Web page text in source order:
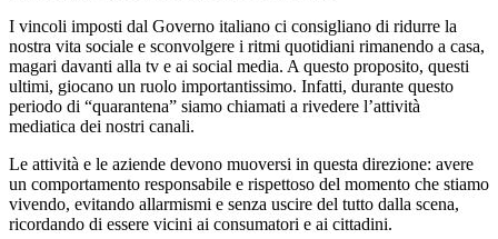
I vincoli imposti dal Governo italiano ci consigliano di ridurre la
nostra vita sociale e sconvolgere i ritmi quotidiani rimanendo a casa,
magari davanti alla tv e ai social media. A questo proposito, questi
ultimi, giocano un ruolo importantissimo. Infatti, durante questo
periodo di “quarantena” siamo chiamati a rivedere l’attività
mediatica dei nostri canali.
Le attività e le aziende devono muoversi in questa direzione: avere
un comportamento responsabile e rispettoso del momento che stiamo
vivendo, evitando allarmismi e senza uscire del tutto dalla scena,
ricordando di essere vicini ai consumatori e ai cittadini.